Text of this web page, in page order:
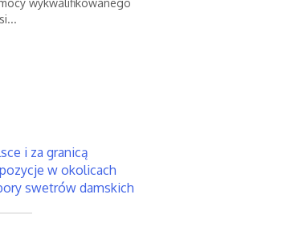
wykwalifikowanego
i za granicą
w okolicach
swetrów damskich